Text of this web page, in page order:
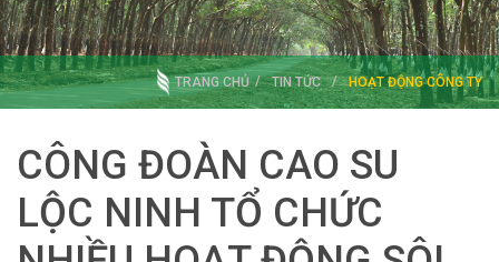
TRANG CHỦ TIN TỨC HOẠT ĐỘNG CÔNG TY
CÔNG ĐOÀN CAO SU
LỘC NINH TỔ CHỨC